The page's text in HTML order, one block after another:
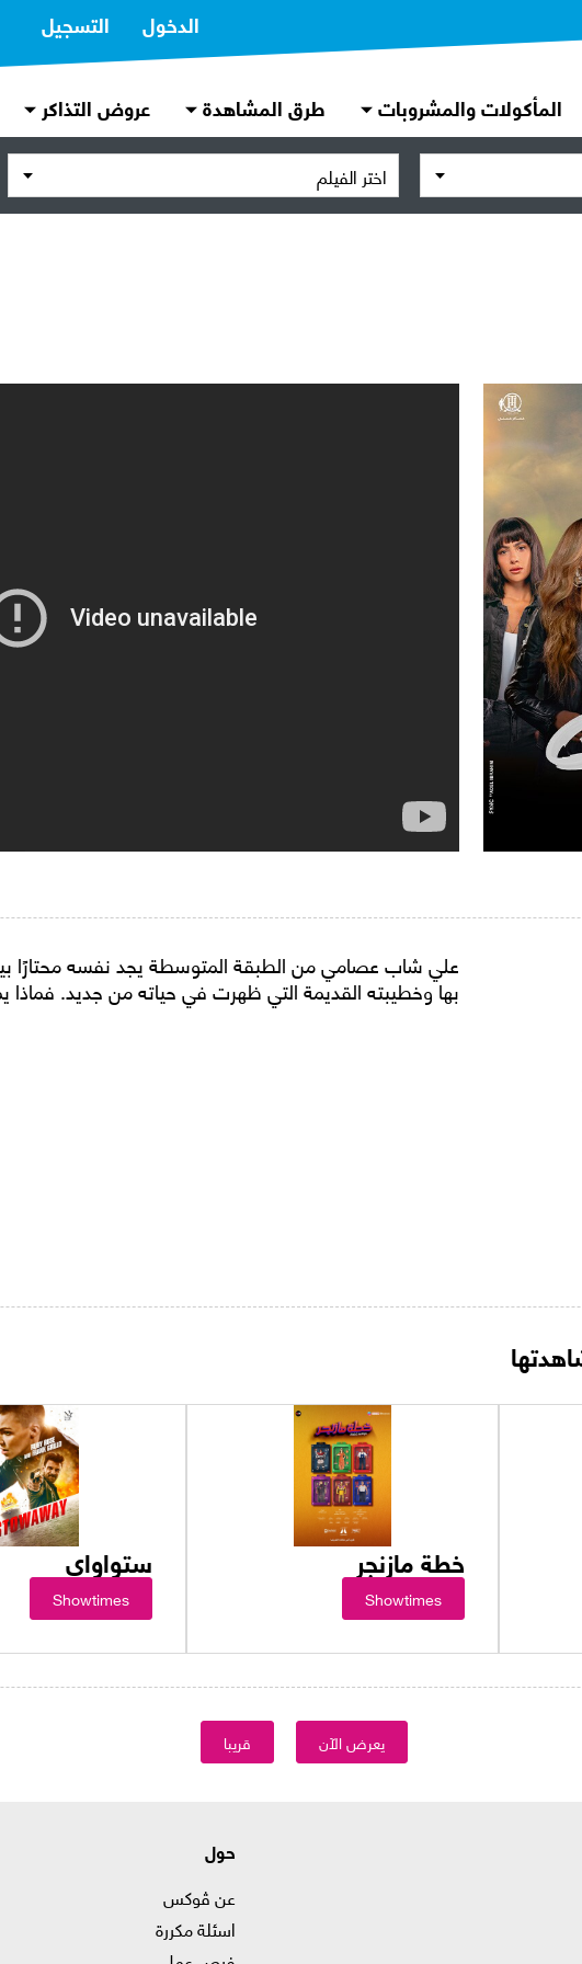
الدخول التسجيل
المأكولات والمشروبات طرق المشاهدة عروض التذاكر
اختر الفيلم
علي شاب عصامي من الطبقة المتوسطة يجد نفسه محتارًا
بها وخطيبته القديمة التي ظهرت في حياته من جديد. فماذا
خطة مازنجر
Showtimes
ستواواي
Showtimes
يعرض الآن قريبا
حول
عن ڤوكس
اسئلة مكررة